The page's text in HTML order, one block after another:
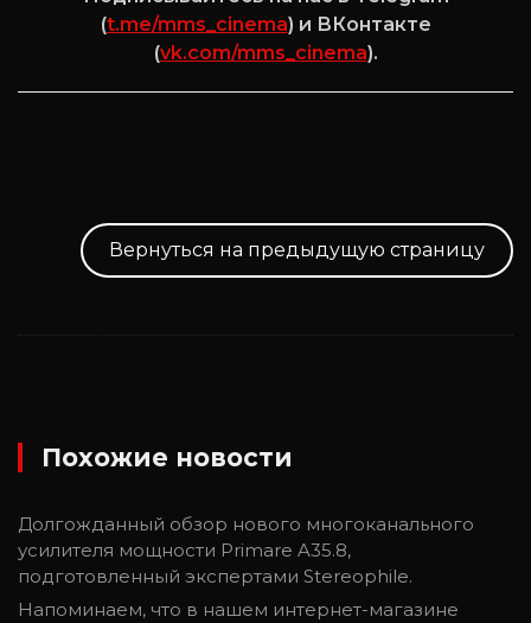
(t.me/mms_cinema) и ВКонтакте
(vk.com/mms_cinema).
Вернуться на предыдущую страницу
Похожие новости
Долгожданный обзор нового многоканального
усилителя мощности Primare A35.8,
подготовленный экспертами Stereophile.
Напоминаем, что в нашем интернет-магазине